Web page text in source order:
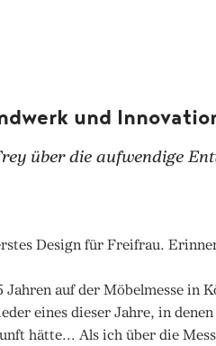
und
über die aufwendige
Design für Freifrau.
Jahren auf der Möbelmesse in
eines dieser Jahre, in
hätte... Als ich über die